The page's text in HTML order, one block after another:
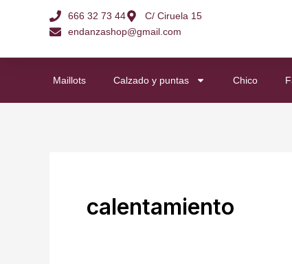
666 32 73 44
C/ Ciruela 15
endanzashop@gmail.com
Maillots Calzado y puntas Chico
calentamiento